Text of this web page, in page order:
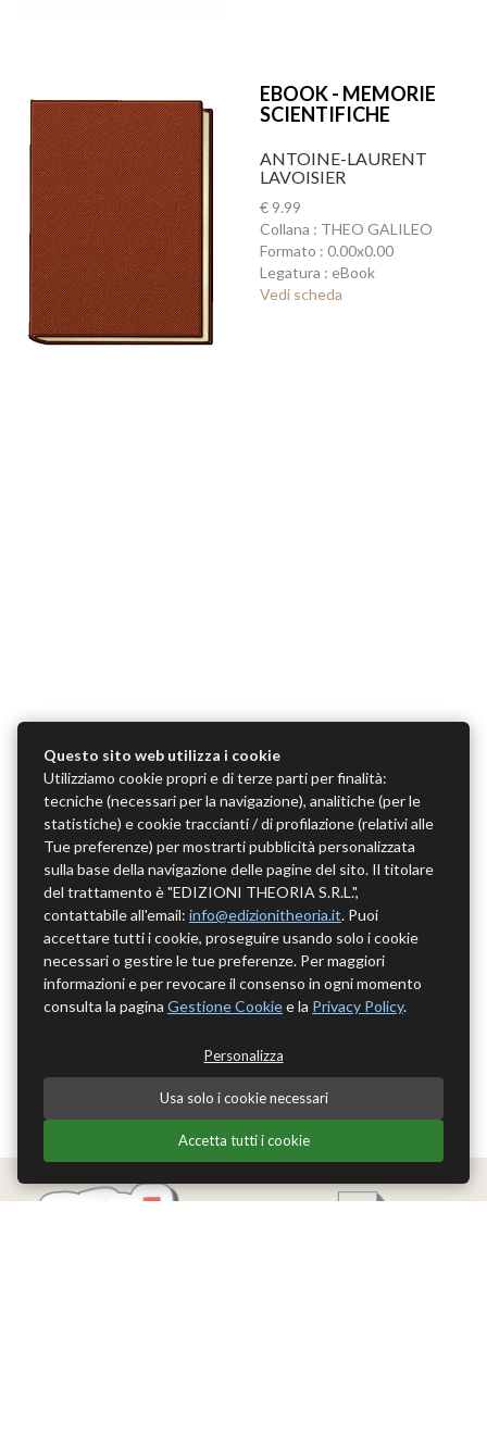
EBOOK - MEMORIE
SCIENTIFICHE
ANTOINE-LAURENT
LAVOISIER
€ 9.99
Collana : THEO GALILEO
Formato : 0.00x0.00
Legatura : eBook
Vedi scheda
Questo sito web utilizza i cookie
Utilizziamo cookie propri e di terze parti per finalità:
tecniche (necessari per la navigazione), analitiche (per le
statistiche) e cookie traccianti / di profilazione (relativi alle
Tue preferenze) per mostrarti pubblicità personalizzata
sulla base della navigazione delle pagine del sito. Il titolare
del trattamento è "EDIZIONI THEORIA S.R.L.",
contattabile all'email: info@edizionitheoria.it. Puoi
accettare tutti i cookie, proseguire usando solo i cookie
necessari o gestire le tue preferenze. Per maggiori
informazioni e per revocare il consenso in ogni momento
consulta la pagina Gestione Cookiee la Privacy Policy.
Personalizza
Usa solo i cookie necessari
Accetta tutti i cookie